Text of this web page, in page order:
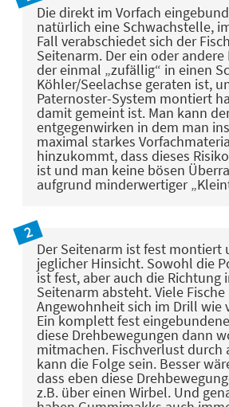
Die direkt im Vorfach
natürlich eine Schwachstelle,
Fall verabschiedet sich der
Seitenarm. Der ein oder
der einmal „zufällig“ in einen
Köhler/Seelachse geraten ist,
Paternoster-System montiert
damit gemeint ist. Man kann
entgegenwirken in dem man
maximal starkes
hinzukommt, dass dieses
ist und man keine bösen
aufgrund minderwertiger
Der Seitenarm ist fest montiert
jeglicher Hinsicht. Sowohl die
ist fest, aber auch die Richtung
Seitenarm absteht. Viele
Angewohnheit sich im Drill wie
Ein komplett fest
diese Drehbewegungen dann
mitmachen. Fischverlust durch
kann die Folge sein. Besser
dass eben diese
z.B. über einen Wirbel. Und